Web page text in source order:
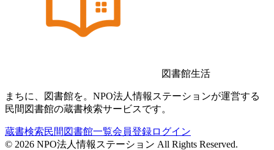
図書館生活
まちに、図書館を。NPO法人情報ステーションが運営する
民間図書館の蔵書検索サービスです。
蔵書検索民間図書館一覧会員登録ログイン
© 2026 NPO法人情報ステーション All Rights Reserved.